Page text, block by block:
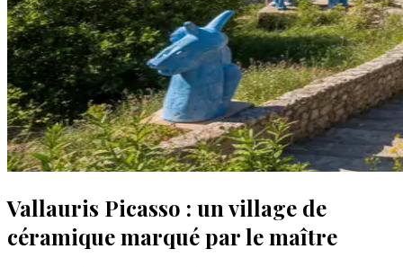
Vallauris Picasso : un village de
céramique marqué par le maître